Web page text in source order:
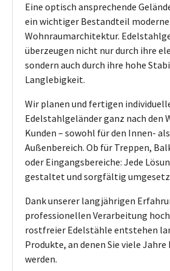
Eine optisch ansprechende
ein wichtiger Bestandteil
Wohnraumarchitektur.
überzeugen nicht nur durch ihre
sondern auch durch ihre hohe
Langlebigkeit.
Wir planen und fertigen
Edelstahlgeländer ganz nach den
Kunden – sowohl für den Innen-
Außenbereich. Ob für Treppen,
oder Eingangsbereiche: Jede
gestaltet und sorgfältig
Dank unserer langjährigen
professionellen Verarbeitung
rostfreier Edelstähle entstehen
Produkte, an denen Sie viele Jahre
werden.